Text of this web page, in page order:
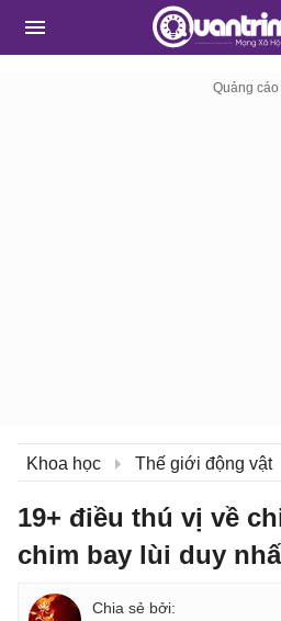
Khoa học Thế giới động vật
19+ điều thú vị về
chim bay lùi duy